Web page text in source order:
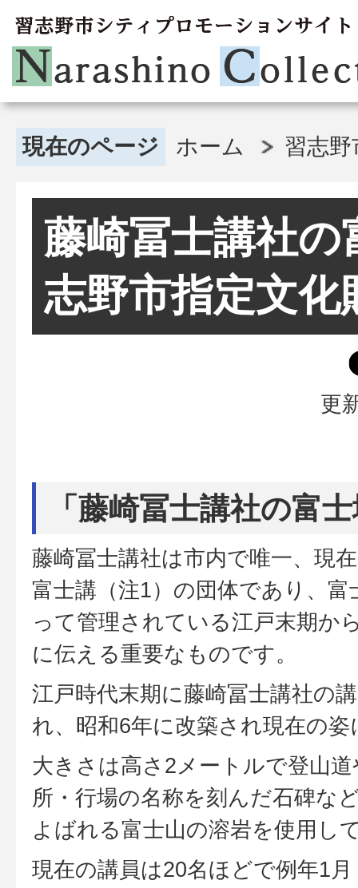
現在のページ ホーム 習志
藤崎冨士講社の
志野市指定文化
更
「藤崎冨士講社の富
藤崎冨士講社は市内で唯一、現
富士講（注1）の団体であり、
って管理されている江戸末期か
に伝える重要なものです。
江戸時代末期に藤崎冨士講社の
れ、昭和6年に改築され現在の
大きさは高さ2メートルで登山
所・行場の名称を刻んだ石碑な
よばれる富士山の溶岩を使用し
現在の講員は20名ほどで例年1